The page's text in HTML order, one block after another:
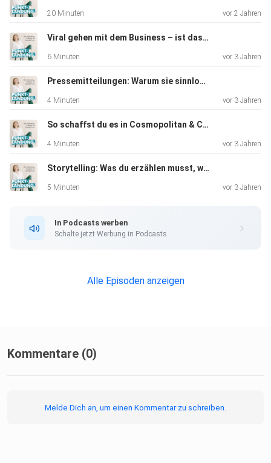
20 Minuten vor 2 Jahren
Viral gehen mit dem Business – ist das wirklich hilfreich? #031
6 Minuten vor 3 Jahren
Pressemitteilungen: Warum sie sinnlos sind #030
4 Minuten vor 3 Jahren
So schaffst du es in Cosmopolitan & Co. – #029
4 Minuten vor 3 Jahren
Storytelling: Was du erzählen musst, wenn du in die Presse willst – #028
5 Minuten vor 3 Jahren
In Podcasts werben
Schalte jetzt Werbung in Podcasts.
Alle Episoden anzeigen
Kommentare (0)
Melde Dich an, um einen Kommentar zu schreiben.